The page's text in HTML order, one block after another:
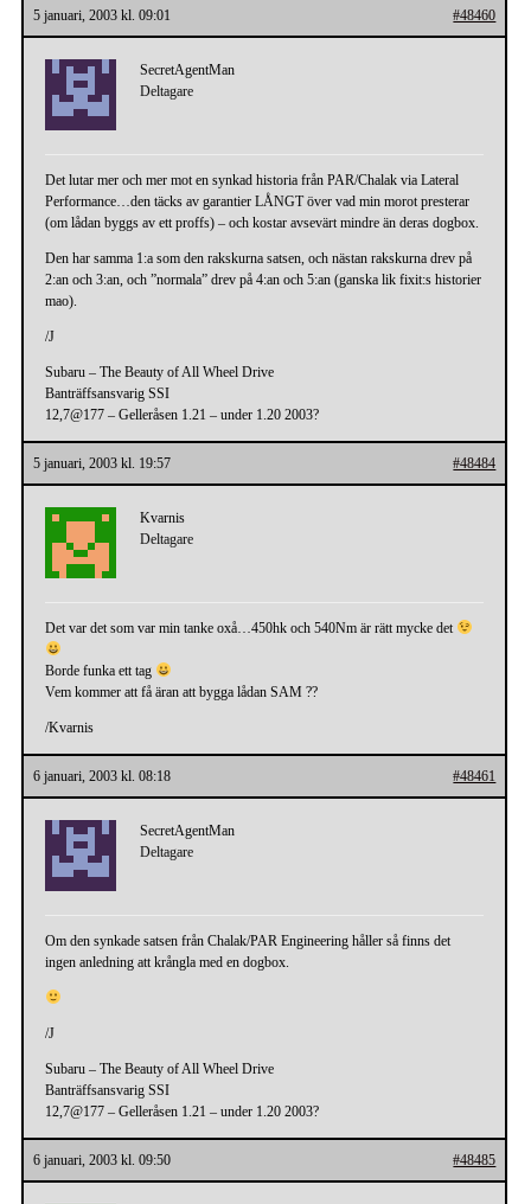
5 januari, 2003 kl. 09:01 #48460
SecretAgentMan
Deltagare
Det lutar mer och mer mot en synkad historia från PAR/Chalak via Lateral
Performance…den täcks av garantier LÅNGT över vad min morot presterar
(om lådan byggs av ett proffs) – och kostar avsevärt mindre än deras dogbox.
Den har samma 1:a som den rakskurna satsen, och nästan rakskurna drev på
2:an och 3:an, och ”normala” drev på 4:an och 5:an (ganska lik fixit:s historier
mao).
/J
Subaru – The Beauty of All Wheel Drive
Banträffsansvarig SSI
12,7@177 – Gelleråsen 1.21 – under 1.20 2003?
5 januari, 2003 kl. 19:57 #48484
Kvarnis
Deltagare
Det var det som var min tanke oxå…450hk och 540Nm är rätt mycke det
Borde funka ett tag
Vem kommer att få äran att bygga lådan SAM ??
/Kvarnis
6 januari, 2003 kl. 08:18 #48461
SecretAgentMan
Deltagare
Om den synkade satsen från Chalak/PAR Engineering håller så finns det
ingen anledning att krångla med en dogbox.
/J
Subaru – The Beauty of All Wheel Drive
Banträffsansvarig SSI
12,7@177 – Gelleråsen 1.21 – under 1.20 2003?
6 januari, 2003 kl. 09:50 #48485